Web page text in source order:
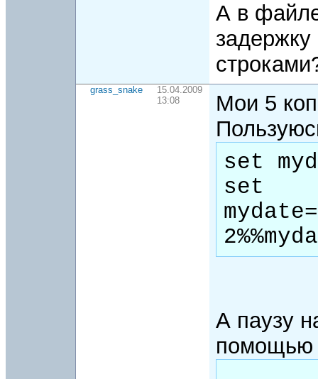
А в
grass_snake
15.04.2009
13:08
Мои 5
set
set
А паузу
помощью